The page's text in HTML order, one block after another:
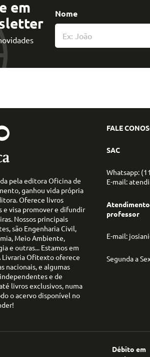
em
Nome
pela editora Oficina de
ganhou vida própria
Oferece livros
e visa promover e difundir
Nossos principais
são Engenharia Civil,
Meio Ambiente,
e outras... Estamos em
Livraria Ofitexto oferece
nacionais, e algumas
e de
livros exclusivos, numa
o acervo disponível no
FALE
SAC
Whatsapp:
E-mail:
professor
E-mail:
Segunda a
Débito em